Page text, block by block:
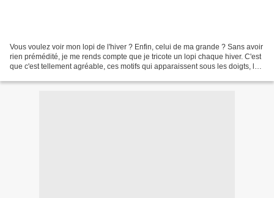
Vous voulez voir mon lopi de l'hiver ? Enfin, celui de ma grande ? Sans avoir
rien prémédité, je me rends compte que je tricote un lopi chaque hiver. C'est
que c'est tellement agréable, ces motifs qui apparaissent sous les doigts, les